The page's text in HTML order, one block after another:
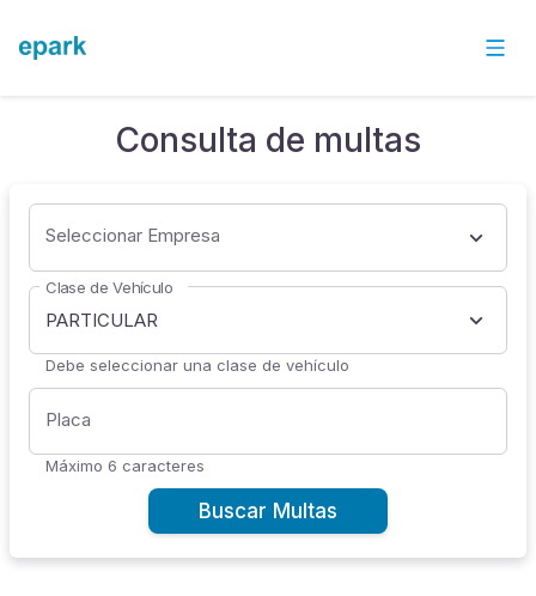
Consulta de multas
Seleccionar Empresa
Clase de Vehículo
PARTICULAR
Debe seleccionar una clase de vehículo
Placa
Máximo 6 caracteres
Buscar Multas